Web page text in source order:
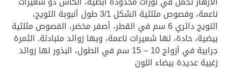
ناعمة، وفصوص مثلثية الشكل 3/1 طول أنبوبة التويج،
التويج دائري 6 سم في القطر، أصفر مخضر، الفصوص مثلثية
بيضية، حادة، لها شعيرات ناعمة، وبها زوائد متبادلة. الثمرة
جرابية في أزواج 10 – 15 سم في الطول، البذور لها زوائد
زغبية عديدة بيضاء اللون